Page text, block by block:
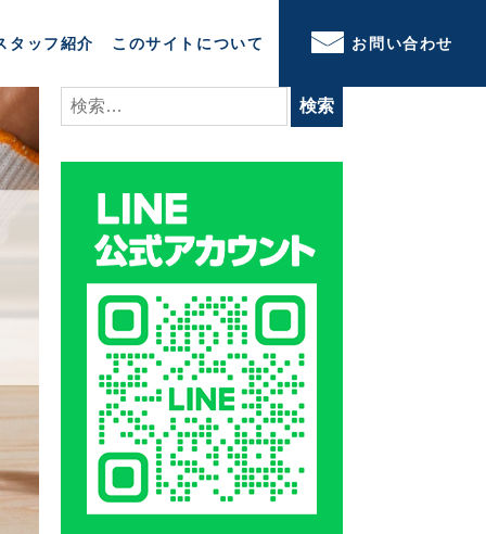
タッフ紹介 このサイトについて お問い合わせ
検
索: